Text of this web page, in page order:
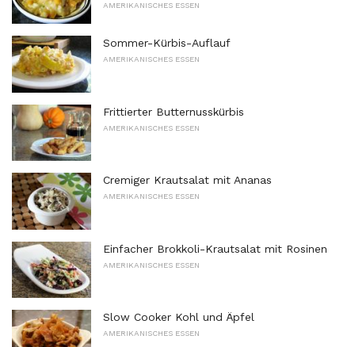
AMERIKANISCHES ESSEN
Sommer-Kürbis-Auflauf
AMERIKANISCHES ESSEN
Frittierter Butternusskürbis
AMERIKANISCHES ESSEN
Cremiger Krautsalat mit Ananas
AMERIKANISCHES ESSEN
Einfacher Brokkoli-Krautsalat mit Rosinen
AMERIKANISCHES ESSEN
Slow Cooker Kohl und Äpfel
AMERIKANISCHES ESSEN